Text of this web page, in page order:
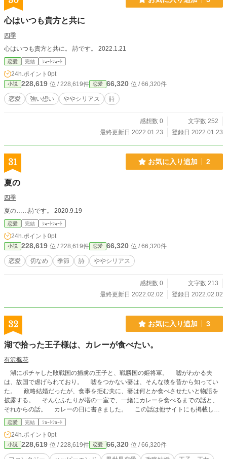
心はいつも貴方と共に
四季
心はいつも貴方と共に。 詩です。 2022.1.21
恋愛 完結 ｼｮｰﾄｼｮｰﾄ
24h.ポイント 0pt
小説 228,619 位 / 228,619件 恋愛 66,320 位 / 66,320件
恋愛 強い想い ややシリアス 詩
感想数 0
文字数 252
最終更新日 2022.01.23
登録日 2022.01.23
31 お気に入り追加 2
夏の
四季
夏の……詩です。 2020.9.19
恋愛 完結 ｼｮｰﾄｼｮｰﾄ
24h.ポイント 0pt
小説 228,619 位 / 228,619件 恋愛 66,320 位 / 66,320件
恋愛 切なめ 季節 詩 ややシリアス
感想数 0
文字数 213
最終更新日 2022.02.02
登録日 2022.02.02
32 お気に入り追加 3
湖で拾った王子様は、カレーが食べたい。
有沢楓花
湖にポチャした敗戦国の捕虜の王子と、戦勝国の姫将軍。 嘘がわかる夫
は、故国で虐げられており。 嘘をつかない妻は、そんな彼を昔から知ってい
た。 政略結婚だったが、食事を拒む夫に、妻は何とか食べさせたいと物語を
披露する。 そんなふたりが塔の一室で、一緒にカレーを食べるまでの話と、
それからの話。 カレーの日に書きました。 この話は他サイトにも掲載して
います。
恋愛 完結 ｼｮｰﾄｼｮｰﾄ
24h.ポイント 0pt
小説 228,619 位 / 228,619件 恋愛 66,320 位 / 66,320件